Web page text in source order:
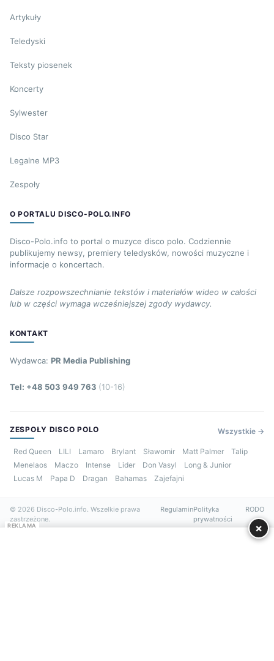
Artykuły
Teledyski
Teksty piosenek
Koncerty
Sylwester
Disco Star
Legalne MP3
Zespoły
O PORTALU DISCO-POLO.INFO
Disco-Polo.info to portal o muzyce disco polo. Codziennie
publikujemy newsy, premiery teledysków, nowości muzyczne i
informacje o koncertach.
Dalsze rozpowszechnianie tekstów i materiałów wideo w całości
lub w części wymaga wcześniejszej zgody wydawcy.
KONTAKT
Wydawca: PR Media Publishing
Tel: +48 503 949 763 (10-16)
ZESPOŁY DISCO POLO Wszystkie →
Red Queen LILI Lamaro Brylant Sławomir Matt Palmer
Talip
Menelaos
Maczo Intense Lider Don Vasyl
Long & Junior
Lucas M
Papa D Dragan Bahamas Zajefajni
© 2026 Disco-Polo.info. Wszelkie prawa
zastrzeżone.
RegulaminPolityka
prywatności
RODO
REKLAMA ×